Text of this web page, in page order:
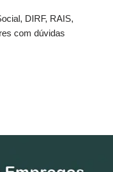
DIRF, RAIS,
com dúvidas